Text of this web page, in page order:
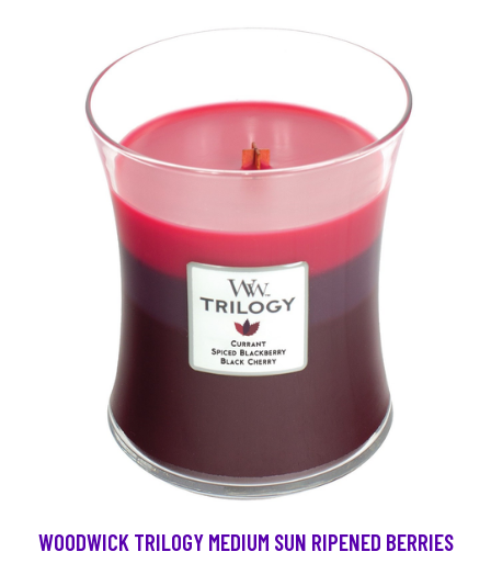
WOODWICK TRILOGY MEDIUM SUN RIPENED BERRIES